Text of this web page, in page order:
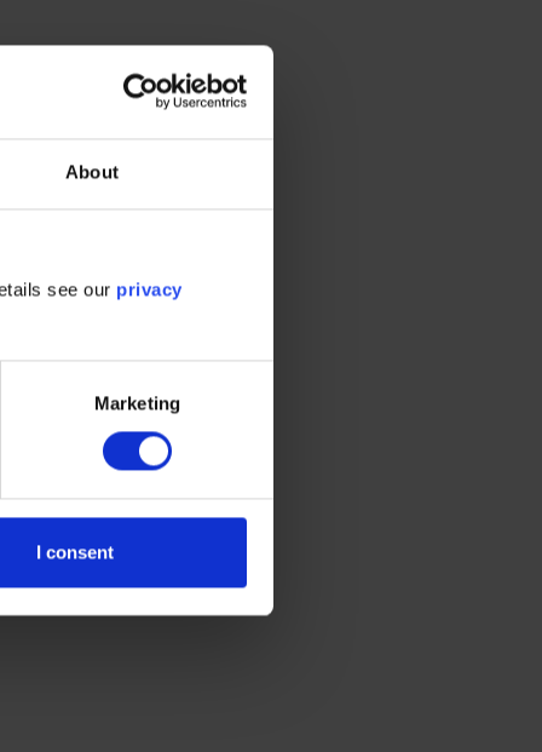
About
see our privacy
Marketing
I consent
欧盟推出的
信息进行披
碳目标、进
能源转型的